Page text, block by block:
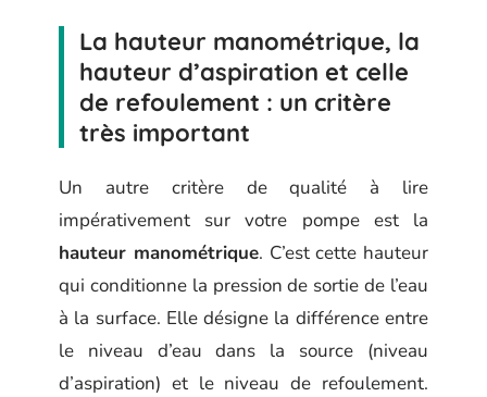
La hauteur manométrique, la
hauteur d’aspiration et celle
de refoulement : un critère
très important
Un autre critère de qualité à lire
impérativement sur votre pompe est la
hauteur manométrique. C’est cette hauteur
qui conditionne la pression de sortie de l’eau
à la surface. Elle désigne la différence entre
le niveau d’eau dans la source (niveau
d’aspiration) et le niveau de refoulement.